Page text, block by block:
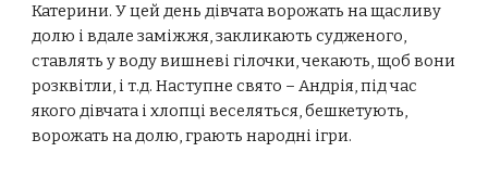
Катерини. У цей день дівчата ворожать на щасливу
долю і вдале заміжжя, закликають судженого,
ставлять у воду вишневі гілочки, чекають, щоб вони
розквітли, і т.д. Наступне свято – Андрія, під час
якого дівчата і хлопці веселяться, бешкетують,
ворожать на долю, грають народні ігри.